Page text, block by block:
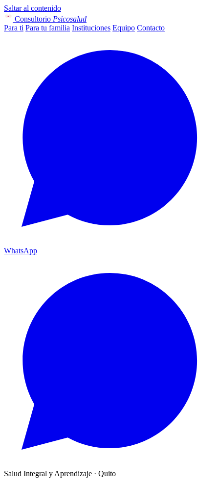
Saltar al contenido
Consultorio Psicosalud
Para ti Para tu familia Instituciones Equipo Contacto
WhatsApp
Salud Integral y Aprendizaje · Quito